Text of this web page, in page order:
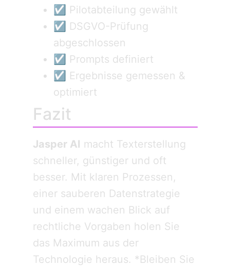
☑ Pilotabteilung gewählt
☑ DSGVO-Prüfung
abgeschlossen
☑ Prompts definiert
☑ Ergebnisse gemessen &
optimiert
Fazit
Jasper AI macht Text­erstellung
schneller, günstiger und oft
besser. Mit klaren Prozessen,
einer sauberen Daten­strategie
und einem wachen Blick auf
rechtliche Vorgaben holen Sie
das Maximum aus der
Technologie heraus. *Bleiben Sie